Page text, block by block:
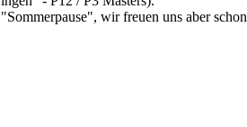
wir freuen uns aber